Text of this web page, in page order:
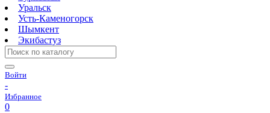
Уральск
Усть-Каменогорск
Шымкент
Экибастуз
Войти
-
Избранное
0